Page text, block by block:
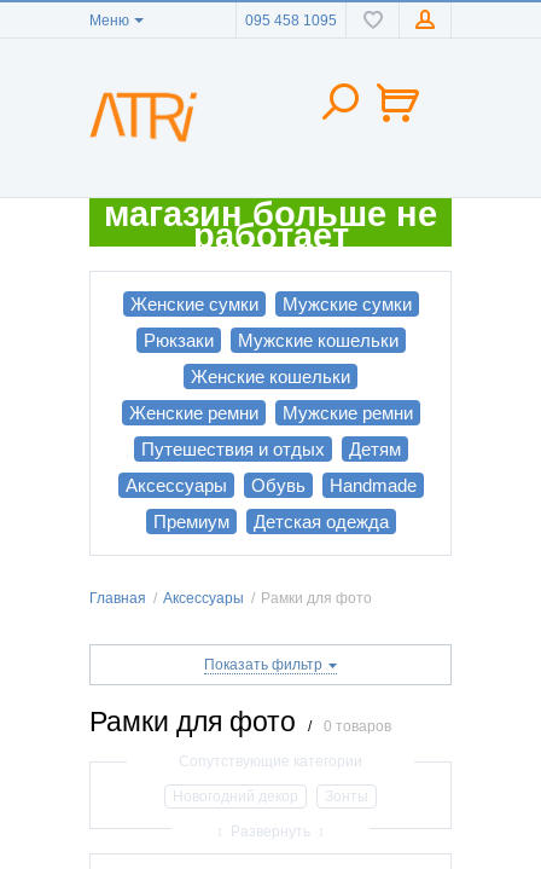
Меню 095 458 1095
магазин больше не
работает
Женские сумки
Мужские сумки
Рюкзаки
Мужские кошельки
Женские кошельки
Женские ремни
Мужские ремни
Путешествия и отдых
Детям
Аксессуары
Обувь
Handmade
Премиум
Детская одежда
Главная / Аксессуары / Рамки для фото
Показать фильтр
Рамки для фото / 0 товаров
Новогодний декор
Зонты
Наручные часы
Солнцезащитные очки
Очки для компьютера
Футляры
↕ Развернуть ↕